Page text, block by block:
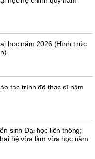
học năm 2026 (Hình thức
tạo trình độ thạc sĩ năm
sinh Đại học liên thông;
hệ vừa làm vừa học năm